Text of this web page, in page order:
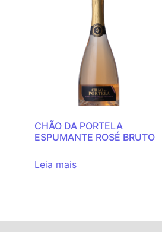
CHÃO DA PORTELA
ESPUMANTE ROSÉ BRUTO
Leia mais